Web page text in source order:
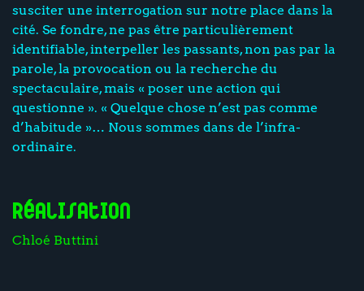
susciter une interrogation sur notre place dans la
cité. Se fondre, ne pas être particulièrement
identifiable, interpeller les passants, non pas par la
parole, la provocation ou la recherche du
spectaculaire, mais « poser une action qui
questionne ». « Quelque chose n’est pas comme
d’habitude »… Nous sommes dans de l’infra-
ordinaire.
Réalisation
Chloé Buttini